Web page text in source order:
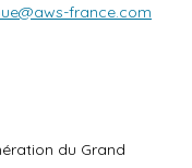
france.com
du Grand